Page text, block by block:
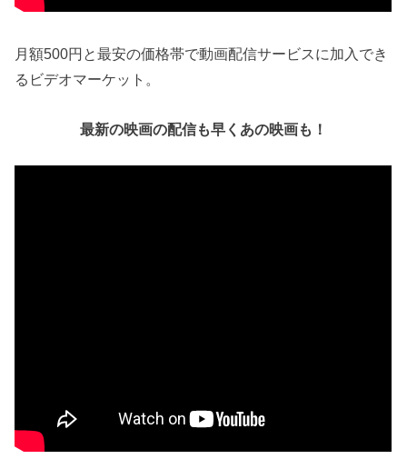
月額500円と最安の価格帯で動画配信サービスに加入でき
るビデオマーケット。
最新の映画の配信も早くあの映画も！